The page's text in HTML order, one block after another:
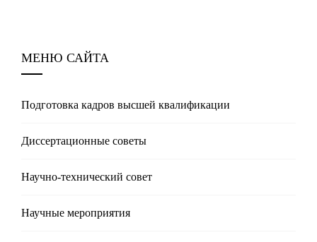
МЕНЮ САЙТА
Подготовка кадров высшей квалификации
Диссертационные советы
Научно-технический совет
Научные мероприятия